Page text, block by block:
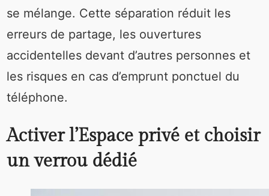
se mélange. Cette séparation réduit les
erreurs de partage, les ouvertures
accidentelles devant d’autres personnes et
les risques en cas d’emprunt ponctuel du
téléphone.
Activer l’Espace privé et choisir
un verrou dédié